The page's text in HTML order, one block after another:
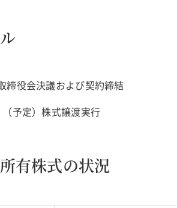
締役会決議および契約締結
予定）株式譲渡実行
有株式の状況